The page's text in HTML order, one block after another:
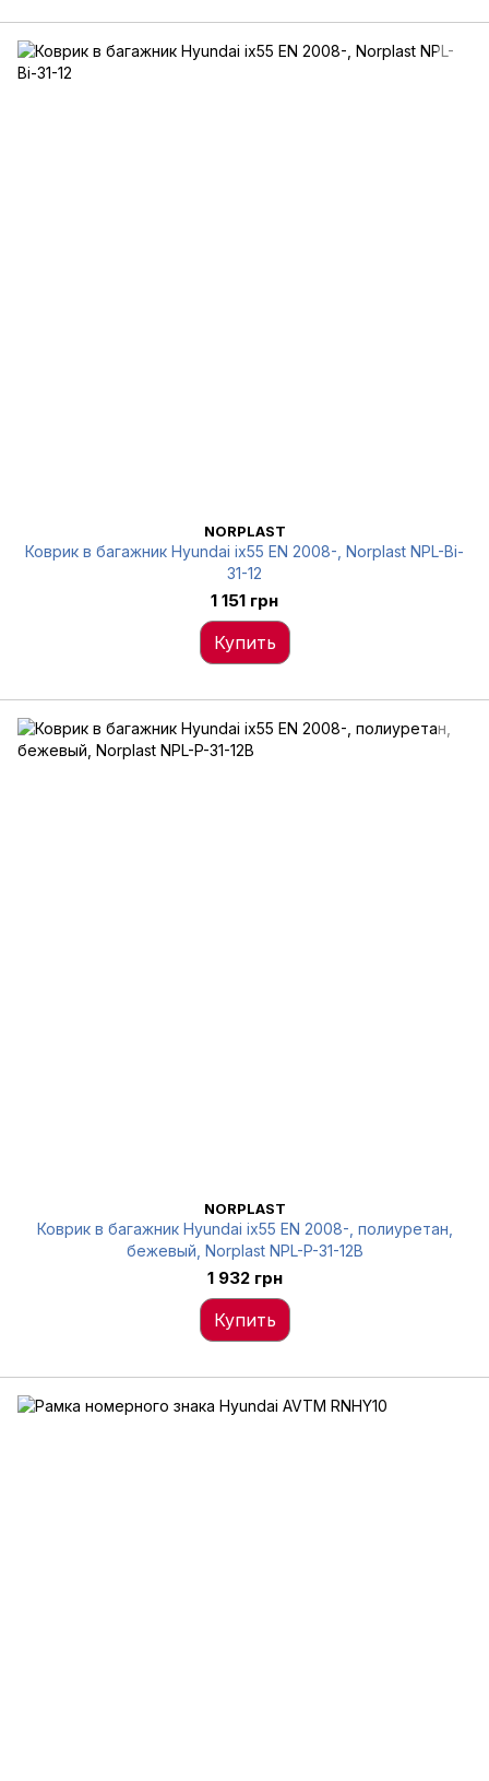
NORPLAST
Коврик в багажник Hyundai ix55 EN 2008-, Norplast NPL-Bi-
31-12
1 151 грн
Купить
NORPLAST
Коврик в багажник Hyundai ix55 EN 2008-, полиуретан,
бежевый, Norplast NPL-P-31-12B
1 932 грн
Купить